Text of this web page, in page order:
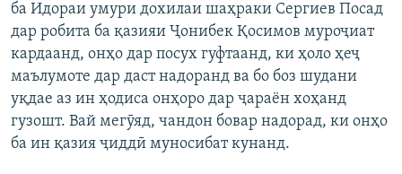
ба Идораи умури дохилаи шаҳраки Сергиев Посад
дар робита ба қазияи Ҷонибек Қосимов муроҷиат
кардаанд, онҳо дар посух гуфтаанд, ки ҳоло ҳеҷ
маълумоте дар даст надоранд ва бо боз шудани
уқдае аз ин ҳодиса онҳоро дар ҷараён хоҳанд
гузошт. Вай мегӯяд, чандон бовар надорад, ки онҳо
ба ин қазия ҷиддӣ муносибат кунанд.